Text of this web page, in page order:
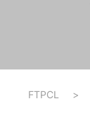
FTPCL >